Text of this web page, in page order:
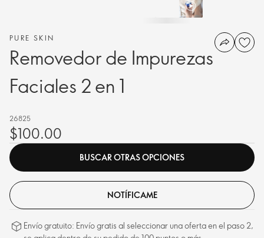
PURE SKIN
Removedor de Impurezas
Faciales 2 en 1
26825
$100.00
BUSCAR OTRAS OPCIONES
NOTÍFICAME
Envío gratuito: Envío gratis al seleccionar una oferta en el paso 2,